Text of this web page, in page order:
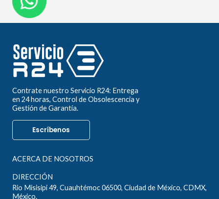
Contrate nuestro Servicio R24: Entrega
en 24 horas, Control de Obsolescencia y
Gestión de Garantía.
Escríbenos
ACERCA DE NOSOTROS
DIRECCIÓN
Rio Misisipi 49, Cuauhtémoc 06500, Ciudad de México, CDMX,
México.